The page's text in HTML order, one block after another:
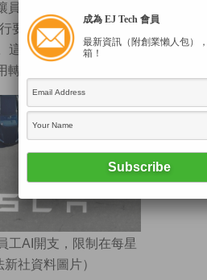
員工無限制使用
要求員工減少使用花費
這些案例至少顯示，企
轉向成本管控。
工AI開支，限制在每星
社資料圖片）
成為 EJ Tech 會員
最新資訊（附創業懶人包）
箱！